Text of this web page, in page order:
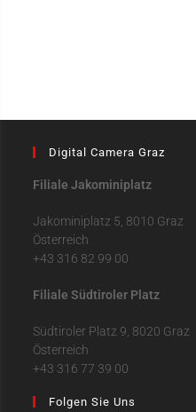
Digital Camera Graz
Filiale Jakominiplatz
Jakominiplatz 5, 8010 Graz
Österreich
+43 316 82 99 00
Filiale Südtiroler Platz
Südtiroler Platz 9, 8020 Graz
Österreich
+43 316 77 39 00
Folgen Sie Uns